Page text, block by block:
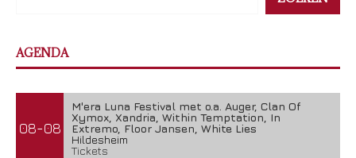
AGENDA
08-08
M'era Luna Festival met o.a. Auger, Clan Of
Xymox, Xandria, Within Temptation, In
Extremo, Floor Jansen, White Lies
Hildesheim
Tickets